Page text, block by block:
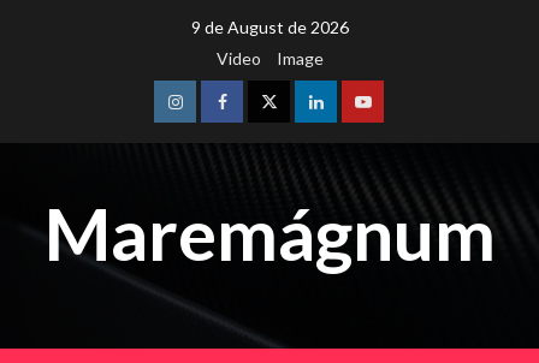
9 de August de 2026
Video
Image
InstagramFacebookTwitterLinkedinYoutube
Maremágnum